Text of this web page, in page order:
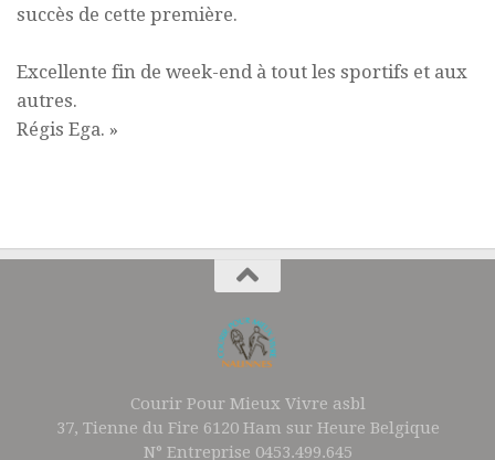
succès de cette première.
Excellente fin de week-end à tout les sportifs et aux
autres.
Régis Ega. »
Courir Pour Mieux Vivre asbl
37, Tienne du Fire 6120 Ham sur Heure Belgique
N° Entreprise 0453.499.645